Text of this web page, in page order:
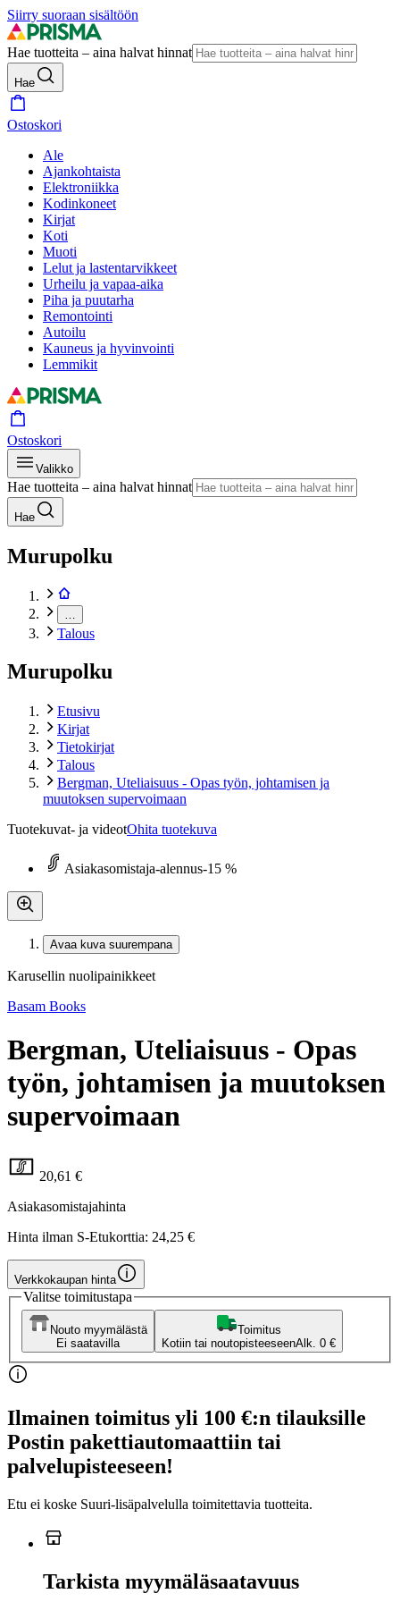
Siirry suoraan sisältöön
Hae tuotteita – aina halvat hinnat
Hae
Ostoskori
Ale
Ajankohtaista
Elektroniikka
Kodinkoneet
Kirjat
Koti
Muoti
Lelut ja lastentarvikkeet
Urheilu ja vapaa-aika
Piha ja puutarha
Remontointi
Autoilu
Kauneus ja hyvinvointi
Lemmikit
Ostoskori
Valikko
Hae tuotteita – aina halvat hinnat
Hae
Murupolku
Talous
Murupolku
Etusivu
Kirjat
Tietokirjat
Talous
Bergman, Uteliaisuus - Opas työn, johtamisen ja
muutoksen supervoimaan
Tuotekuvat- ja videotOhita tuotekuva
Asiakasomistaja-alennus-15 %
Avaa kuva suurempana
Karusellin nuolipainikkeet
Basam Books
Bergman, Uteliaisuus - Opas
työn, johtamisen ja muutoksen
supervoimaan
20,61 €
Asiakasomistajahinta
Hinta ilman S-Etukorttia: 24,25 €
Verkkokaupan hinta
Valitse toimitustapa
Nouto myymälästä
Ei saatavilla
Toimitus
Kotiin tai noutopisteeseenAlk. 0 €
Ilmainen toimitus yli 100 €:n tilauksille
Postin pakettiautomaattiin tai
palvelupisteeseen!
Etu ei koske Suuri‑lisäpalvelulla toimitettavia tuotteita.
Tarkista myymäläsaatavuus